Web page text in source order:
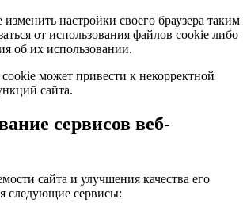
изменить настройки своего браузера таким
от использования файлов cookie либо
об их использовании.
может привести к некорректной
сайта.
сервисов веб-
сайта и улучшения качества его
следующие сервисы: